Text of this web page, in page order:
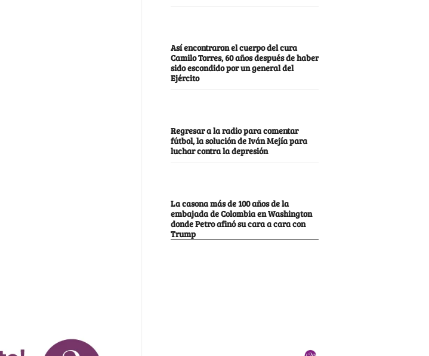
Así encontraron el cuerpo del cura
Camilo Torres, 60 años después de haber
sido escondido por un general del
Ejército
Regresar a la radio para comentar
fútbol, la solución de Iván Mejía para
luchar contra la depresión
La casona más de 100 años de la
embajada de Colombia en Washington
donde Petro afinó su cara a cara con
Trump